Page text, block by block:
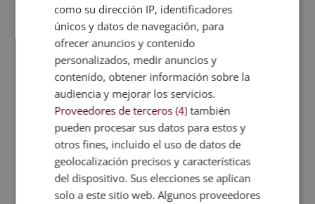
Aunque debes analizarlo desde el principio, nada
impide que vayasdesarrollándolo conforme tu
compañía vaya creciendo. Sea cual sea tu caso y
empresa, como mínimo necesitarás pensar en los
siguientes elementos:
Imagen corporativa
aspecto externo
de todo protocolo. Debes
regular desde los colores corporativos hasta el
uniforme de tus empleados. ¿Se pueden llevar
tacones en el trabajo? ¿Joyas? ¿Tatuajes? Tus
empleados son la personificación de la empresa y
como su dirección IP, identificadores
únicos y datos de navegación, para
ofrecer anuncios y contenido
personalizados, medir anuncios y
contenido, obtener información sobre la
audiencia y mejorar los servicios.
Proveedores de terceros (4) también
pueden procesar sus datos para estos y
otros fines, incluido el uso de datos de
geolocalización precisos y características
del dispositivo. Sus elecciones se aplican
solo a este sitio web. Algunos proveedores